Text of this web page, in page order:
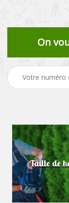
On
Taille de